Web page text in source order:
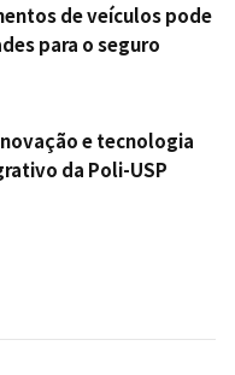
de veículos pode
para o seguro
e tecnologia
da Poli-USP